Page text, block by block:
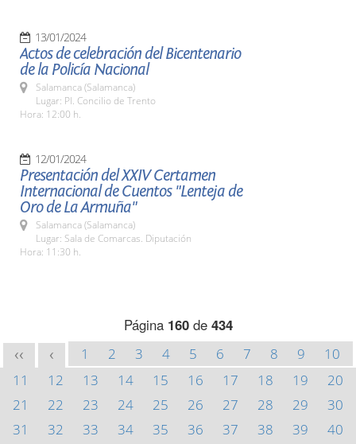
13/01/2024
Actos de celebración del Bicentenario
de la Policía Nacional
Salamanca (Salamanca)
Lugar: Pl. Concilio de Trento
Hora: 12:00 h.
12/01/2024
Presentación del XXIV Certamen
Internacional de Cuentos "Lenteja de
Oro de La Armuña"
Salamanca (Salamanca)
Lugar: Sala de Comarcas. Diputación
Hora: 11:30 h.
Página 160de 434
<< < 1 2 3 4 5 6 7 8 9
10
11
12 13 14 15 16 17 18 19
20
21
22 23 24 25 26 27 28 29
30
31
32 33 34 35 36 37 38 39
40